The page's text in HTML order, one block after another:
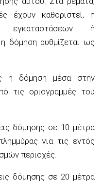
έχουν καθοριστεί, η
εγκαταστάσεων ή
η δόμηση ρυθμίζεται ως
η δόμηση μέσα στην
τις οριογραμμές του
δόμησης σε 10 μέτρα
για τις εντός
περιοχές.
δόμησης σε 20 μέτρα